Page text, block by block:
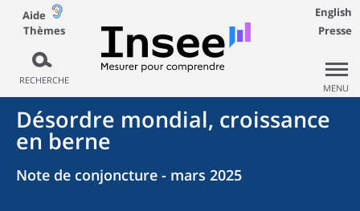
Aide
Thèmes
RECHERCHE
English
Presse
MENU
Désordre mondial, croissance
en berne
Note de conjoncture - mars 2025